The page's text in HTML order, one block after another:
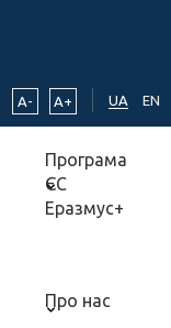
A- A+ UA EN
Програма
ЄС
Еразмус+
Про нас